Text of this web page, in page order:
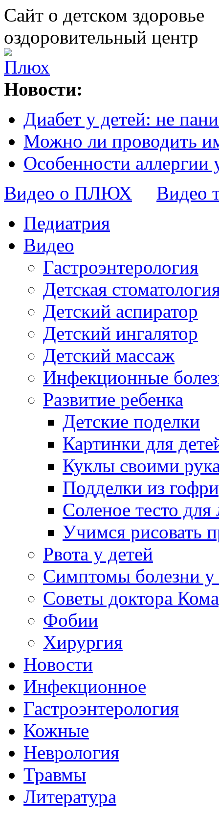
Сайт о детском здоровье
оздоровительный центр
Новости:
Диабет у детей: не
Можно ли проводить
Особенности аллергии
Видео о ПЛЮХ
Видео
Педиатрия
Видео
Гастроэнтерология
Детская
Детский аспиратор
Детский ингалятор
Детский массаж
Инфекционные
Развитие ребенка
Детские поделки
Картинки для
Куклы своими
Подделки из
Соленое тесто для
Учимся рисовать
Рвота у детей
Симптомы болезни у
Советы доктора
Фобии
Хирургия
Новости
Инфекционное
Гастроэнтерология
Кожные
Неврология
Травмы
Литература